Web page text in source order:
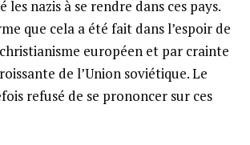
les nazis à se rendre dans ces pays.
que cela a été fait dans l’espoir de
européen et par crainte
de l’Union soviétique. Le
refusé de se prononcer sur ces